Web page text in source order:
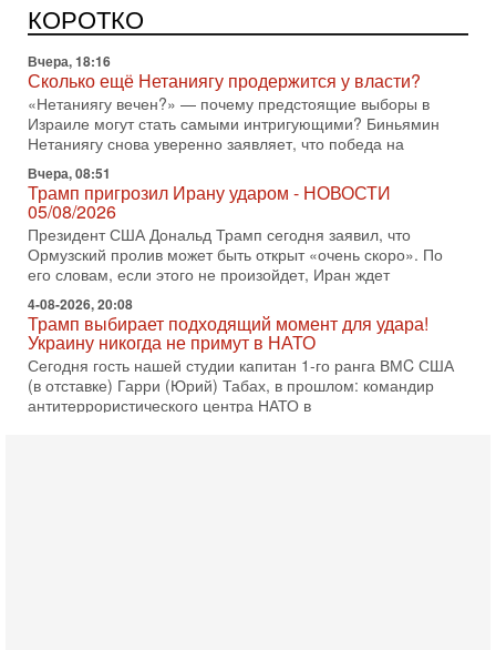
КОРОТКО
Вчера, 18:16
Сколько ещё Нетаниягу продержится у власти?
«Нетаниягу вечен?» — почему предстоящие выборы в
Израиле могут стать самыми интригующими? Биньямин
Нетаниягу снова уверенно заявляет, что победа на
Вчера, 08:51
Трамп пригрозил Ирану ударом - НОВОСТИ
05/08/2026
Президент США Дональд Трамп сегодня заявил, что
Ормузский пролив может быть открыт «очень скоро». По
его словам, если этого не произойдет, Иран ждет
4-08-2026, 20:08
Трамп выбирает подходящий момент для удара!
Украину никогда не примут в НАТО
Сегодня гость нашей студии капитан 1-го ранга ВМC США
(в отставке) Гарри (Юрий) Табах, в прошлом: командир
антитеррористического центра НАТО в
3-08-2026, 19:07